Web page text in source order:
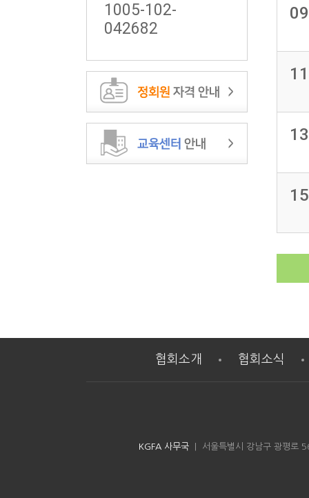
1005-102-
042682
09
11
13
15
협회소개 협회소식
KGFA 사무국 | 서울특별시 강남구 광평